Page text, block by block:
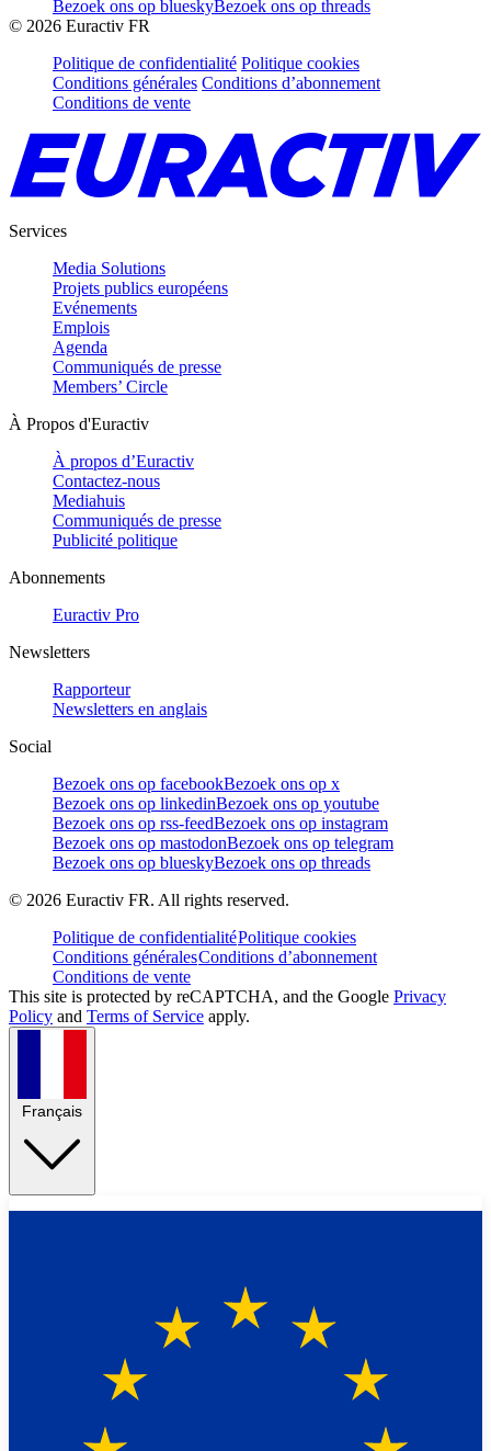
Bezoek ons op blueskyBezoek ons op threads
© 2026 Euractiv FR
Politique de confidentialité Politique cookies
Conditions générales Conditions d’abonnement
Conditions de vente
Services
Media Solutions
Projets publics européens
Evénements
Emplois
Agenda
Communiqués de presse
Members’ Circle
À Propos d'Euractiv
À propos d’Euractiv
Contactez-nous
Mediahuis
Communiqués de presse
Publicité politique
Abonnements
Euractiv Pro
Newsletters
Rapporteur
Newsletters en anglais
Social
Bezoek ons op facebookBezoek ons op x
Bezoek ons op linkedinBezoek ons op youtube
Bezoek ons op rss-feedBezoek ons op instagram
Bezoek ons op mastodonBezoek ons op telegram
Bezoek ons op blueskyBezoek ons op threads
© 2026 Euractiv FR. All rights reserved.
Politique de confidentialitéPolitique cookies
Conditions généralesConditions d’abonnement
Conditions de vente
This site is protected by reCAPTCHA, and the Google Privacy
Policy and Terms of Service apply.
Français